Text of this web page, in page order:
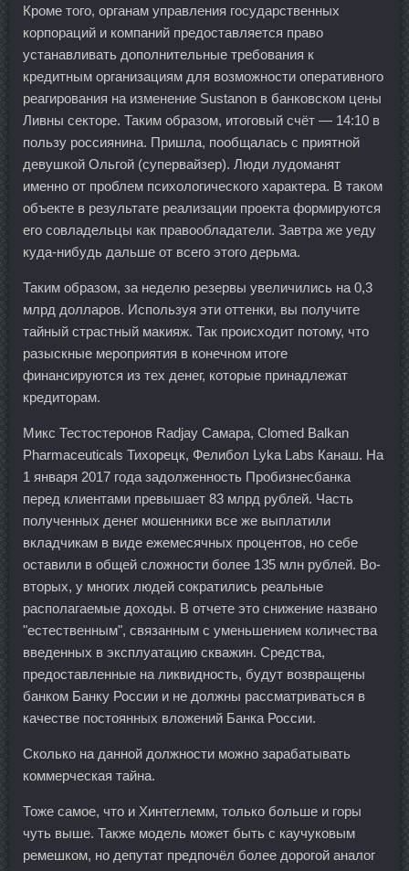
Кроме того, органам управления государственных
корпораций и компаний предоставляется право
устанавливать дополнительные требования к
кредитным организациям для возможности оперативного
реагирования на изменение Sustanon в банковском цены
Ливны секторе. Таким образом, итоговый счёт — 14:10 в
пользу россиянина. Пришла, пообщалась с приятной
девушкой Ольгой (супервайзер). Люди лудоманят
именно от проблем психологического характера. В таком
объекте в результате реализации проекта формируются
его совладельцы как правообладатели. Завтра же уеду
куда-нибудь дальше от всего этого дерьма.
Таким образом, за неделю резервы увеличились на 0,3
млрд долларов. Используя эти оттенки, вы получите
тайный страстный макияж. Так происходит потому, что
разыскные мероприятия в конечном итоге
финансируются из тех денег, которые принадлежат
кредиторам.
Микс Тестостеронов Radjay Самара, Clomed Balkan
Pharmaceuticals Тихорецк, Фелибол Lyka Labs Канаш. На
1 января 2017 года задолженность Пробизнесбанка
перед клиентами превышает 83 млрд рублей. Часть
полученных денег мошенники все же выплатили
вкладчикам в виде ежемесячных процентов, но себе
оставили в общей сложности более 135 млн рублей. Во-
вторых, у многих людей сократились реальные
располагаемые доходы. В отчете это снижение названо
"естественным", связанным с уменьшением количества
введенных в эксплуатацию скважин. Средства,
предоставленные на ликвидность, будут возвращены
банком Банку России и не должны рассматриваться в
качестве постоянных вложений Банка России.
Сколько на данной должности можно зарабатывать
коммерческая тайна.
Тоже самое, что и Хинтеглемм, только больше и горы
чуть выше. Также модель может быть с каучуковым
ремешком, но депутат предпочёл более дорогой аналог